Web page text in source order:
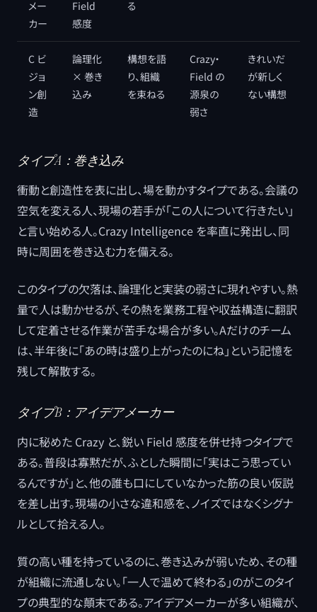
メー
カー
Field
感度
る
C ビ
ジョ
ン創
造
論理化
× 巻き
込み
構想を語
り、組織
を束ねる
Crazy・
Field の
源泉の
弱さ
きれいだ
が新しく
ない構想
タイプA：巻き込み
衝動と創造性を表に出し、場を動かすタイプである。会議の
空気を変える人、現場の若手が「この人について行きたい」
と言い始める人。Crazy Intelligence を率直に発出し、同
時に周囲を巻き込む力を備える。
このタイプの欠落は、論理化と実装の弱さに現れやすい。熱
量で人は動かせるが、その熱を業務工程や収益構造に翻訳
して定着させる作業が苦手な場合が多い。Aだけのチーム
は、半年後に「あの時は盛り上がったのにね」という記憶を
残して解散する。
タイプB：アイデアメーカー
内に秘めた Crazy と、鋭い Field 感度を併せ持つタイプで
ある。普段は寡黙だが、ふとした瞬間に「実はこう思ってい
るんですが」と、他の誰も口にしていなかった筋の良い仮説
を差し出す。現場の小さな違和感を、ノイズではなくシグナ
ルとして拾える人。
質の高い種を持っているのに、巻き込みが弱いため、その種
が組織に流通しない。「一人で温めて終わる」のがこのタイ
プの典型的な顛末である。アイデアメーカーが多い組織が、